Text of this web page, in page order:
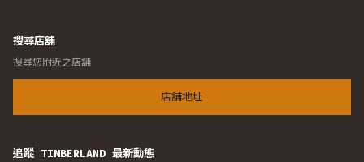
搜尋店舖
搜尋您附近之店舖
店舖地址
追蹤 TIMBERLAND 最新動態